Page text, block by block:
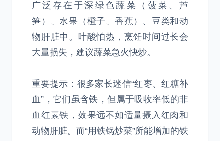
广泛存在于深绿色蔬菜（菠菜、芦
笋）、水果（橙子、香蕉）、豆类和动
物肝脏中。叶酸怕热，烹饪时间过长会
大量损失，建议蔬菜急火快炒。
重要提示：很多家长迷信“红枣、红糖补
血”，它们虽含铁，但属于吸收率低的非
血红素铁，效果远不如适量摄入红肉和
动物肝脏。而“用铁锅炒菜”所能增加的铁